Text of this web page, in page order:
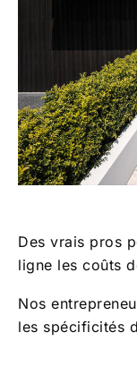
Des vrais pros
ligne les coûts
Nos
les spécificités